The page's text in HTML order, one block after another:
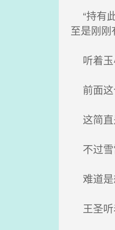
“持有
至是刚刚
听着玉
前面这
这简直
不过雪
难道是
王圣听